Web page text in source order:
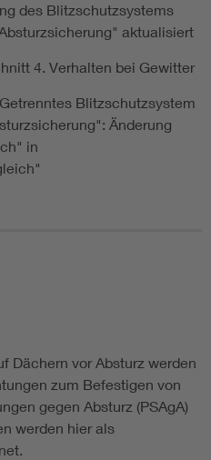
des Blitzschutzsystems
aktualisiert
4. Verhalten bei Gewitter
Blitzschutzsystem
Änderung
in
Dächern vor Absturz werden
zum Befestigen von
gegen Absturz (PSAgA)
werden hier als